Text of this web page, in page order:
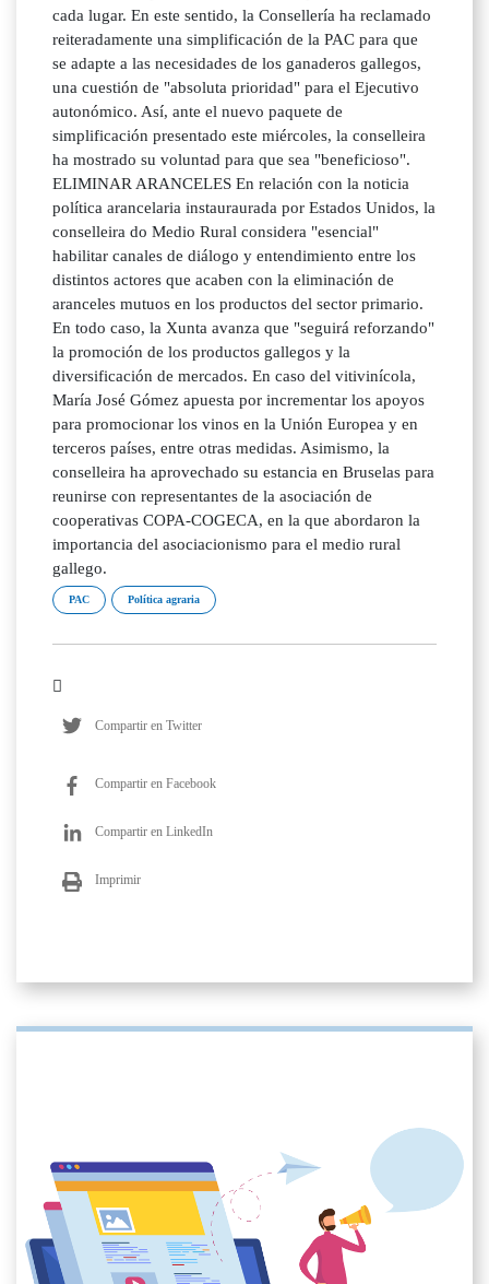
cada lugar. En este sentido, la Consellería ha reclamado
reiteradamente una simplificación de la PAC para que
se adapte a las necesidades de los ganaderos gallegos,
una cuestión de "absoluta prioridad" para el Ejecutivo
autonómico. Así, ante el nuevo paquete de
simplificación presentado este miércoles, la conselleira
ha mostrado su voluntad para que sea "beneficioso".
ELIMINAR ARANCELES En relación con la noticia
política arancelaria instauraurada por Estados Unidos, la
conselleira do Medio Rural considera "esencial"
habilitar canales de diálogo y entendimiento entre los
distintos actores que acaben con la eliminación de
aranceles mutuos en los productos del sector primario.
En todo caso, la Xunta avanza que "seguirá reforzando"
la promoción de los productos gallegos y la
diversificación de mercados. En caso del vitivinícola,
María José Gómez apuesta por incrementar los apoyos
para promocionar los vinos en la Unión Europea y en
terceros países, entre otras medidas. Asimismo, la
conselleira ha aprovechado su estancia en Bruselas para
reunirse con representantes de la asociación de
cooperativas COPA-COGECA, en la que abordaron la
importancia del asociacionismo para el medio rural
gallego.
PAC Política agraria
Compartir en Twitter
Compartir en Facebook
Compartir en LinkedIn
Imprimir